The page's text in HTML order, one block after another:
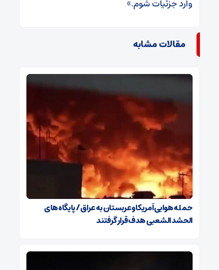
وارد جزئیات شوم.»
مقالات مشابه
حمله هوایی آمریکا و عربستان به عراق / پایگاه‌های
الحشد الشعبی هدف قرار گرفتند